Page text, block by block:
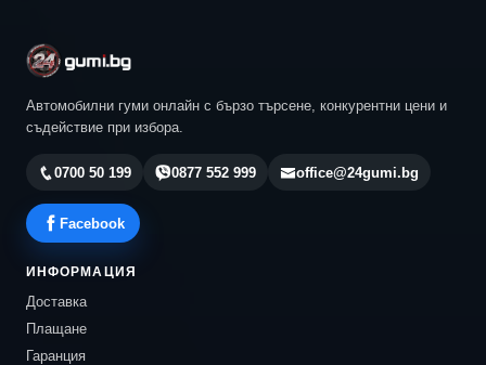
Автомобилни гуми онлайн с бързо търсене, конкурентни цени и
съдействие при избора.
0700 50 199 0877 552 999 office@24gumi.bg
Facebook
ИНФОРМАЦИЯ
Доставка
Плащане
Гаранция